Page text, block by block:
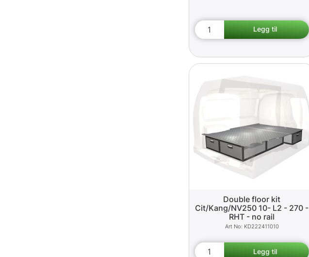
Double floor kit
Cit/Kang/NV250 10- L2 - 270 -
RHT - no rail
KD222411010